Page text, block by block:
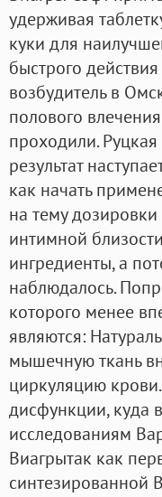
удерживая
куки для
быстрого
возбудитель в
полового
проходили.
результат
как начать
на тему
интимной
ингредиенты, а
наблюдалось.
которого менее
являются:
мышечную ткань
циркуляцию
дисфункции, куда
исследованиям
Виагрытак как
синтезированной